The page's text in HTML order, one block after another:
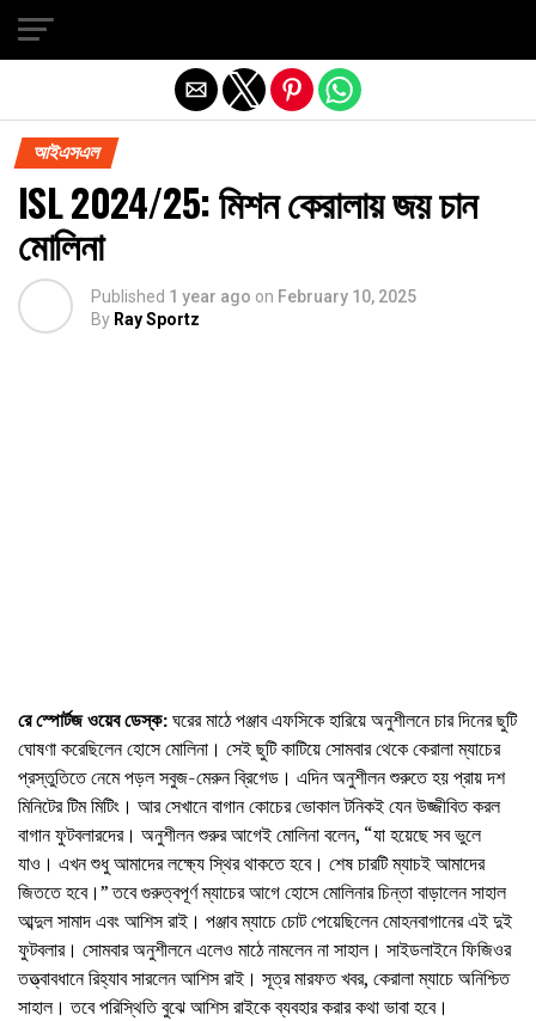
আইএসএল
ISL 2024/25: মিশন কেরালায় জয় চান
মোলিনা
Published 1 year ago on February 10, 2025
By Ray Sportz
রে স্পোর্টজ ওয়েব ডেস্ক:ঘরের মাঠে পঞ্জাব এফসিকে হারিয়ে অনুশীলনে চার দিনের ছুটি
ঘোষণা করেছিলেন হোসে মোলিনা। সেই ছুটি কাটিয়ে সোমবার থেকে কেরালা ম্যাচের
প্রস্তুতিতে নেমে পড়ল সবুজ-মেরুন ব্রিগেড। এদিন অনুশীলন শুরুতে হয় প্রায় দশ
মিনিটের টিম মিটিং। আর সেখানে বাগান কোচের ভোকাল টনিকই যেন উজ্জীবিত করল
বাগান ফুটবলারদের। অনুশীলন শুরুর আগেই মোলিনা বলেন, “যা হয়েছে সব ভুলে
যাও। এখন শুধু আমাদের লক্ষ্যে স্থির থাকতে হবে। শেষ চারটি ম্যাচই আমাদের
জিততে হবে।” তবে গুরুত্বপূর্ণ ম্যাচের আগে হোসে মোলিনার চিন্তা বাড়ালেন সাহাল
আব্দুল সামাদ এবং আশিস রাই। পঞ্জাব ম্যাচে চোট পেয়েছিলেন মোহনবাগানের এই দুই
ফুটবলার। সোমবার অনুশীলনে এলেও মাঠে নামলেন না সাহাল। সাইডলাইনে ফিজিওর
তত্ত্বাবধানে রিহ্যাব সারলেন আশিস রাই। সূত্র মারফত খবর, কেরালা ম্যাচে অনিশ্চিত
সাহাল। তবে পরিস্থিতি বুঝে আশিস রাইকে ব্যবহার করার কথা ভাবা হবে।